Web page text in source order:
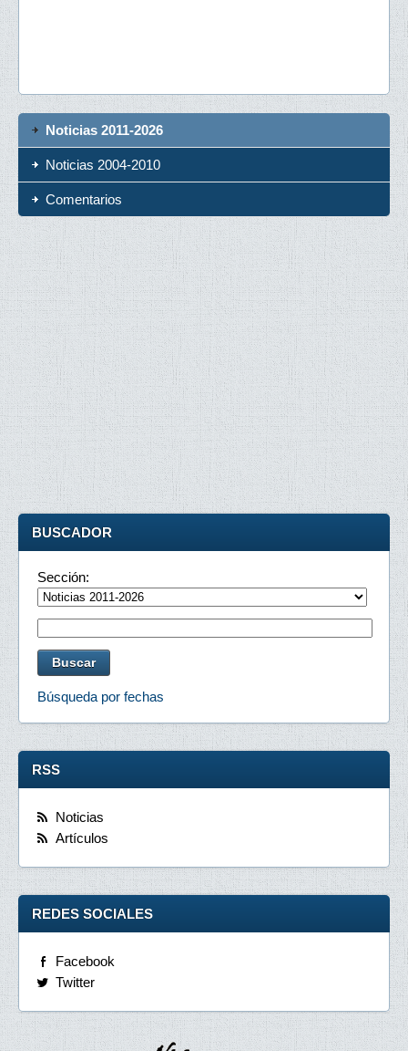
Noticias 2011-2026
Noticias 2004-2010
Comentarios
BUSCADOR
Sección:
Búsqueda por fechas
RSS
Noticias
Artículos
REDES SOCIALES
Facebook
Twitter